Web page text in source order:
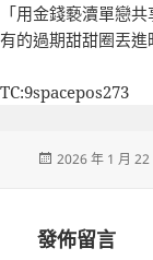
「用金錢褻瀆單戀共
有的過期甜甜圈丟進
TC:9spacepos273
發
2026 年 1 月 22
發佈留言